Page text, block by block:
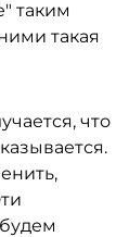
таким
такая
что